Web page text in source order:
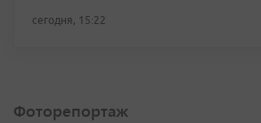
сегодня, 15:22
Фоторепортаж